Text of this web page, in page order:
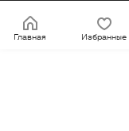
Главная Избранные